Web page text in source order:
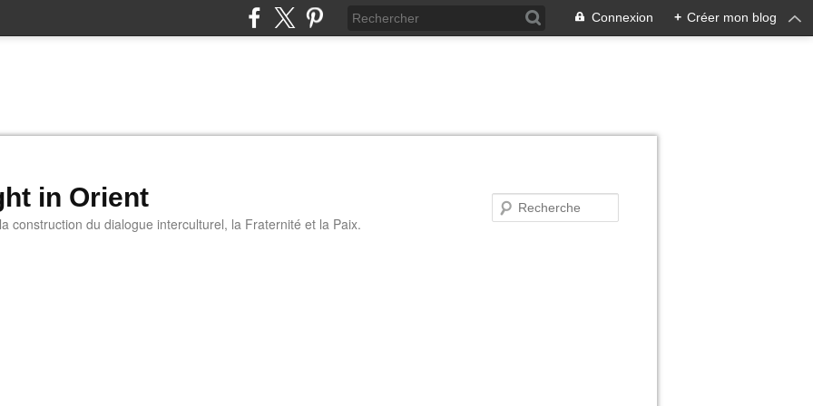
Connexion + Créer mon blog
in Orient
construction du dialogue interculturel, la Fraternité et la Paix.